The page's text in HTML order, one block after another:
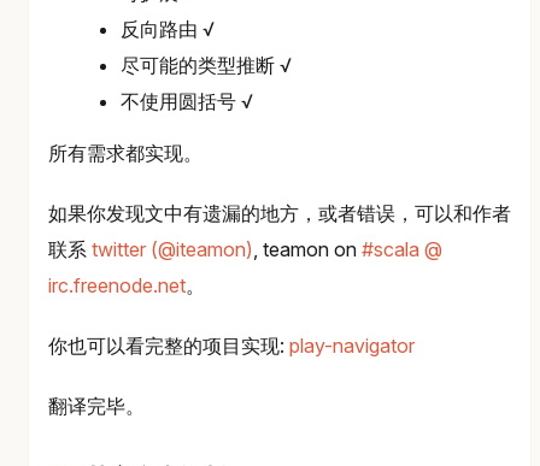
反向路由 √
尽可能的类型推断 √
不使用圆括号 √
所有需求都实现。
如果你发现文中有遗漏的地方，或者错误，可以和作者
联系 twitter (@iteamon) , teamon on #scala @
irc.freenode.net。
你也可以看完整的项目实现: play-navigator
翻译完毕。